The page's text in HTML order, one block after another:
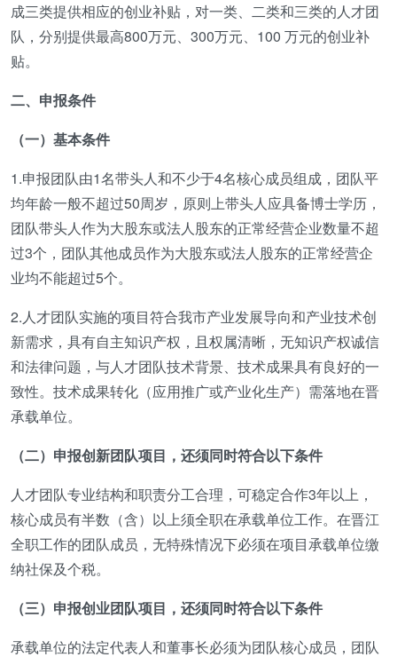
成三类提供相应的创业补贴，对一类、二类和三类的人才团
队，分别提供最高800万元、300万元、100 万元的创业补
贴。
二、申报条件
（一）基本条件
1.申报团队由1名带头人和不少于4名核心成员组成，团队平
均年龄一般不超过50周岁，原则上带头人应具备博士学历，
团队带头人作为大股东或法人股东的正常经营企业数量不超
过3个，团队其他成员作为大股东或法人股东的正常经营企
业均不能超过5个。
2.人才团队实施的项目符合我市产业发展导向和产业技术创
新需求，具有自主知识产权，且权属清晰，无知识产权诚信
和法律问题，与人才团队技术背景、技术成果具有良好的一
致性。技术成果转化（应用推广或产业化生产）需落地在晋
承载单位。
（二）申报创新团队项目，还须同时符合以下条件
人才团队专业结构和职责分工合理，可稳定合作3年以上，
核心成员有半数（含）以上须全职在承载单位工作。在晋江
全职工作的团队成员，无特殊情况下必须在项目承载单位缴
纳社保及个税。
（三）申报创业团队项目，还须同时符合以下条件
承载单位的法定代表人和董事长必须为团队核心成员，团队